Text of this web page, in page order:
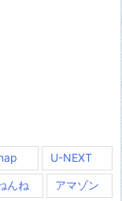
U-NEXT
んね アマゾン